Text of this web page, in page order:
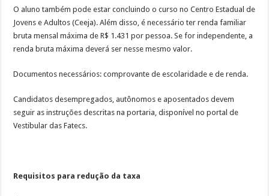
O aluno também pode estar concluindo o curso no Centro Estadual de
Jovens e Adultos (Ceeja). Além disso, é necessário ter renda familiar
bruta mensal máxima de R$ 1.431 por pessoa. Se for independente, a
renda bruta máxima deverá ser nesse mesmo valor.
Documentos necessários: comprovante de escolaridade e de renda.
Candidatos desempregados, autônomos e aposentados devem
seguir as instruções descritas na portaria, disponível no portal de
Vestibular das Fatecs.
Requisitos para redução da taxa